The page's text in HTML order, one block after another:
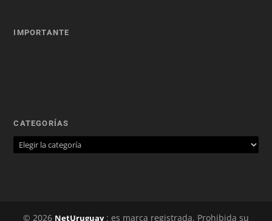
IMPORTANTE
CATEGORÍAS
© 2026 NetUruguay: es marca registrada. Prohibida su